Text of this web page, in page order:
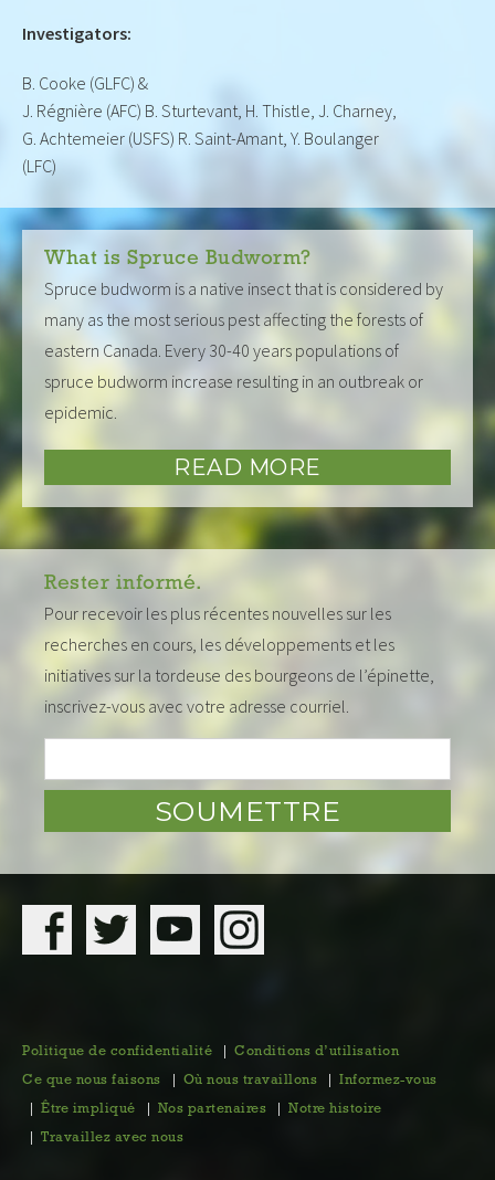
Investigators:
B. Cooke (GLFC) &
J. Régnière (AFC) B. Sturtevant, H. Thistle, J. Charney,
G. Achtemeier (USFS) R. Saint-Amant, Y. Boulanger
(LFC)
What is Spruce Budworm?
Spruce budworm is a native insect that is considered by
many as the most serious pest affecting the forests of
eastern Canada. Every 30-40 years populations of
spruce budworm increase resulting in an outbreak or
epidemic.
READ MORE
Rester informé.
Pour recevoir les plus récentes nouvelles sur les
recherches en cours, les développements et les
initiatives sur la tordeuse des bourgeons de l’épinette,
inscrivez-vous avec votre adresse courriel.
Politique de confidentialité Conditions d’utilisation
Ce que nous faisons Où nous travaillons Informez-vous
Être impliqué Nos partenaires Notre histoire
Travaillez avec nous